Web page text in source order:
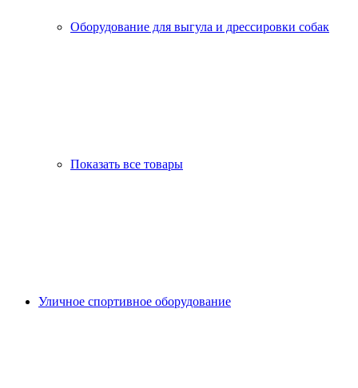
Оборудование для выгула и дрессировки собак
Показать все товары
Уличное спортивное оборудование